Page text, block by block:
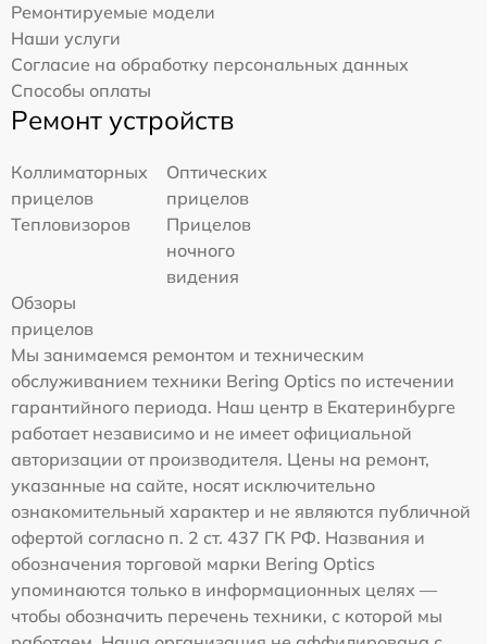
Ремонтируемые модели
Наши услуги
Согласие на обработку персональных данных
Способы оплаты
Ремонт устройств
Коллиматорных
прицелов
Оптических
прицелов
Тепловизоров
Прицелов
ночного
видения
Обзоры
прицелов
Мы занимаемся ремонтом и техническим
обслуживанием техники Bering Optics по истечении
гарантийного периода. Наш центр в Екатеринбурге
работает независимо и не имеет официальной
авторизации от производителя. Цены на ремонт,
указанные на сайте, носят исключительно
ознакомительный характер и не являются публичной
офертой согласно п. 2 ст. 437 ГК РФ. Названия и
обозначения торговой марки Bering Optics
упоминаются только в информационных целях —
чтобы обозначить перечень техники, с которой мы